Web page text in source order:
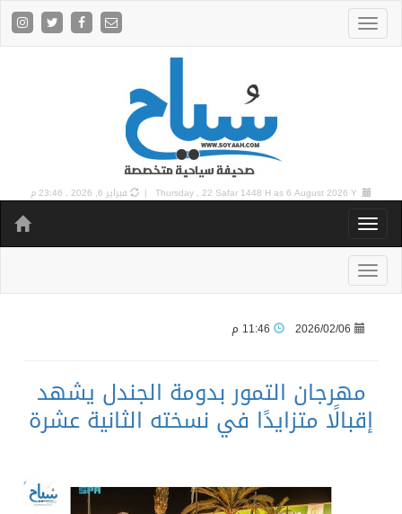
Thursday , 22 Safar 1448 H as6 August 2026 Y | فبراير 6, 2026 , 23:46 م
2026/02/06
مهرجان التمور بدومة الجندل يشهد
إقبالًا متزايدًا في نسخته الثانية عشرة